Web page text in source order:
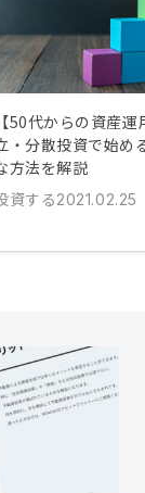
【50代からの資産
・分散投資で始め
方法を解説
資する2021.02.25